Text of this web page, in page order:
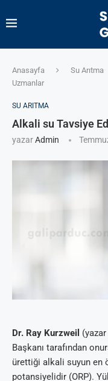
Anasayfa Su Arıtma
Uzmanlar
SU ARITMA
Alkali su Tavsiye
yazarAdmin
Dr. Ray Kurzweil
Başkanı tarafından
ürettiği alkali suyun en
potansiyelidir (ORP).